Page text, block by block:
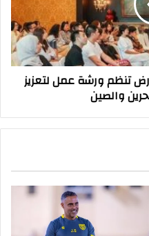
تنظم ورشة عمل لتعزيز
والصين